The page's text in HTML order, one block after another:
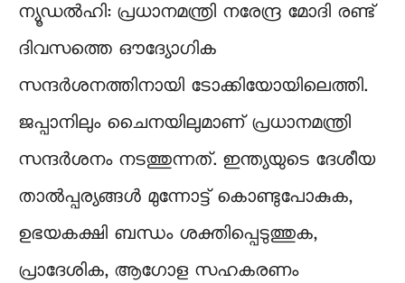
ന്യൂഡൽ​ഹി: പ്രധാനമന്ത്രി നരേന്ദ്ര മോദി രണ്ട്
ദിവസത്തെ ഔദ്യോഗിക
സന്ദർശനത്തിനായി ടോക്കിയോയിലെത്തി.
ജപ്പാനിലും ചൈനയിലുമാണ് പ്രധാനമന്ത്രി
സന്ദർശനം നടത്തുന്നത്. ഇന്ത്യയുടെ ദേശീയ
താൽപ്പര്യങ്ങൾ മുന്നോട്ട് കൊണ്ടുപോകുക,
ഉഭയകക്ഷി ബന്ധം ശക്തിപ്പെടുത്തുക,
പ്രാദേശിക, ആഗോള സഹകരണം